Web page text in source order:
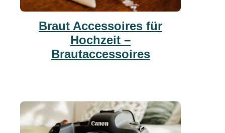
Braut Accessoires für
Hochzeit –
Brautaccessoires